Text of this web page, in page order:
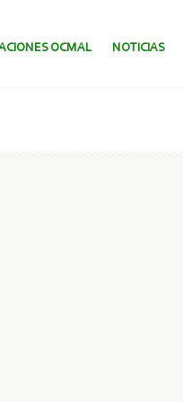
OCMAL NOTICIAS